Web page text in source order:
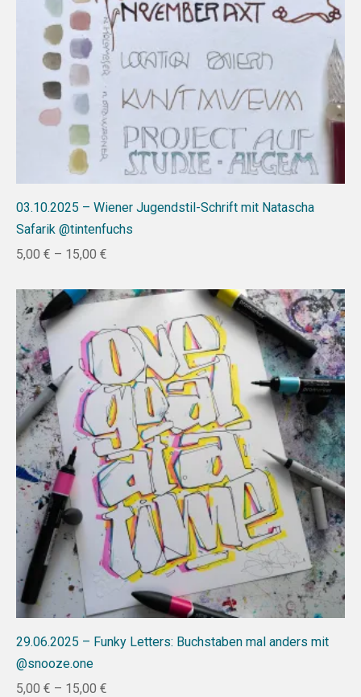
03.10.2025 – Wiener Jugendstil-Schrift mit Natascha
Safarik @tintenfuchs
5,00 € – 15,00 €
29.06.2025 – Funky Letters: Buchstaben mal anders mit
@snooze.one
5,00 € – 15,00 €